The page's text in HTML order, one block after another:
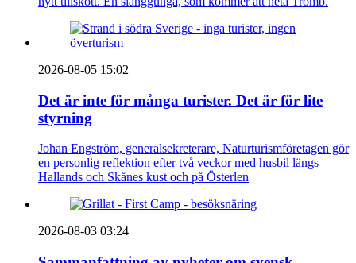
2026-08-05 15:02
Det är inte för många turister. Det är för lite
styrning
Johan Engström, generalsekreterare, Naturturismföretagen gör
en personlig reflektion efter två veckor med husbil längs
Hallands och Skånes kust och på Österlen
2026-08-03 03:24